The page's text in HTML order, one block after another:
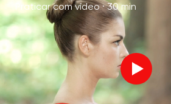
Praticar com vídeo ·30 min